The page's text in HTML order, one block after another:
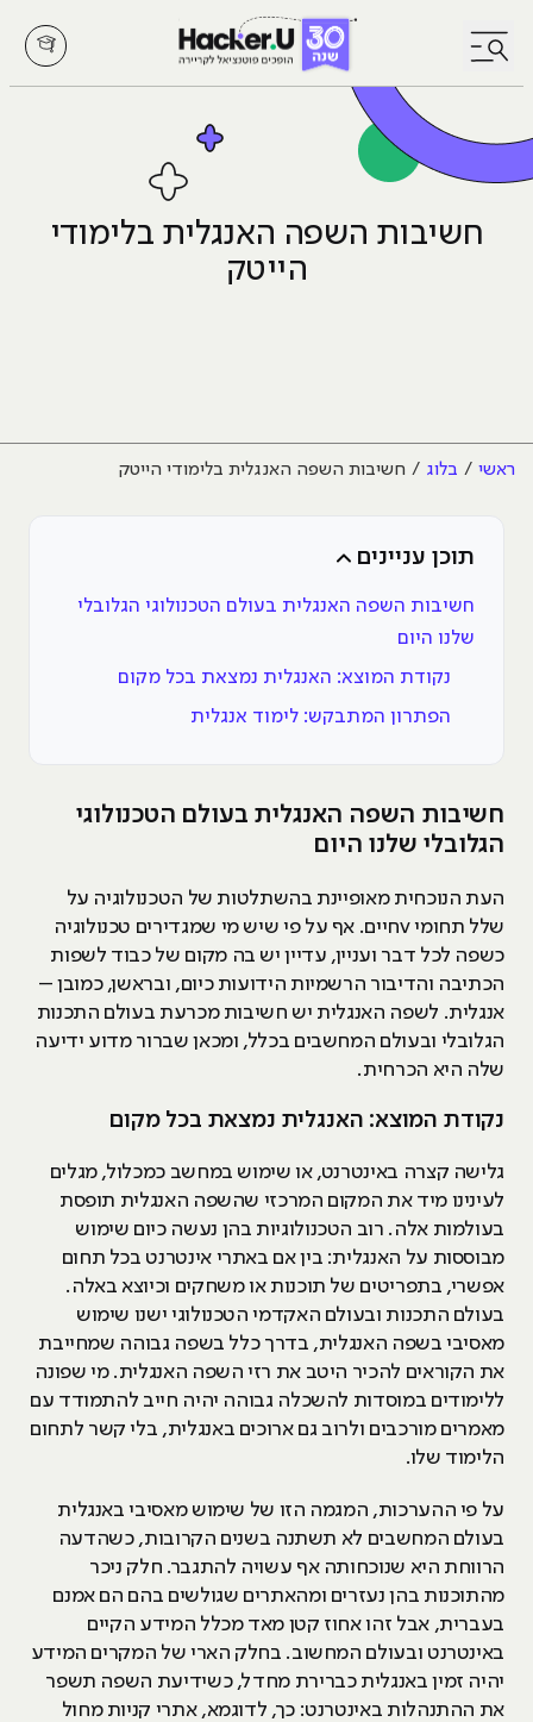
לחץ לפתיחת/סגירת תפריט
חשיבות השפה האנגלית בלימודי
הייטק
ראשי בלוג חשיבות השפה האנגלית בלימודי הייטק
תוכן עניינים
חשיבות השפה האנגלית בעולם הטכנולוגי הגלובלי
שלנו היום
נקודת המוצא: האנגלית נמצאת בכל מקום
הפתרון המתבקש: לימוד אנגלית
חשיבות השפה האנגלית בעולם הטכנולוגי
הגלובלי שלנו היום
העת הנוכחית מאופיינת בהשתלטות של הטכנולוגיה על
שלל תחומי vחיים. אף על פי שיש מי שמגדירים טכנולוגיה
כשפה לכל דבר ועניין, עדיין יש בה מקום של כבוד לשפות
הכתיבה והדיבור הרשמיות הידועות כיום, ובראשן, כמובן –
אנגלית. לשפה האנגלית יש חשיבות מכרעת בעולם התכנות
הגלובלי ובעולם המחשבים בכלל, ומכאן שברור מדוע ידיעה
שלה היא הכרחית.
נקודת המוצא: האנגלית נמצאת בכל מקום
גלישה קצרה באינטרנט, או שימוש במחשב כמכלול, מגלים
לעינינו מיד את המקום המרכזי שהשפה האנגלית תופסת
בעולמות אלה. רוב הטכנולוגיות בהן נעשה כיום שימוש
מבוססות על האנגלית: בין אם באתרי אינטרנט בכל תחום
אפשרי, בתפריטים של תוכנות או משחקים וכיוצא באלה.
בעולם התכנות ובעולם האקדמי הטכנולוגי ישנו שימוש
מאסיבי בשפה האנגלית, בדרך כלל בשפה גבוהה שמחייבת
את הקוראים להכיר היטב את רזי השפה האנגלית. מי שפונה
ללימודים במוסדות להשכלה גבוהה יהיה חייב להתמודד עם
מאמרים מורכבים ולרוב גם ארוכים באנגלית, בלי קשר לתחום
הלימוד שלו.
על פי ההערכות, המגמה הזו של שימוש מאסיבי באנגלית
בעולם המחשבים לא תשתנה בשנים הקרובות, כשהדעה
הרווחת היא שנוכחותה אף עשויה להתגבר. חלק ניכר
מהתוכנות בהן נעזרים ומהאתרים שגולשים בהם הם אמנם
בעברית, אבל זהו אחוז קטן מאד מכלל המידע הקיים
באינטרנט ובעולם המחשוב. בחלק הארי של המקרים המידע
יהיה זמין באנגלית כברירת מחדל, כשידיעת השפה תשפר
את ההתנהלות באינטרנט: כך, לדוגמא, אתרי קניות מחול